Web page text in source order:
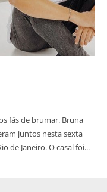
fãs de brumar. Bruna
juntos nesta sexta
feira. Bruna e Enzo faziam caminhada no Rio de Janeiro. O casal foi...